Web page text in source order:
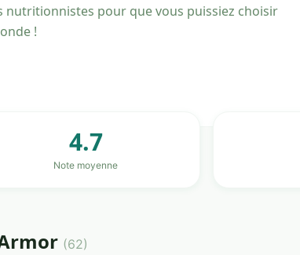
pour que vous puissiez choisir
!
4.7
Note moyenne
(62)